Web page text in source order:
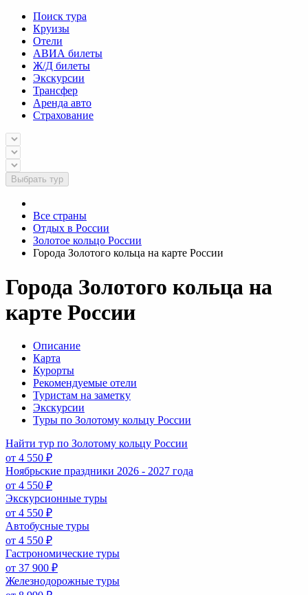
Поиск тура
Круизы
Отели
АВИА билеты
Ж/Д билеты
Экскурсии
Трансфер
Аренда авто
Страхование
Выбрать тур
Все страны
Отдых в России
Золотое кольцо России
Города Золотого кольца на карте России
Города Золотого кольца на
карте России
Описание
Карта
Курорты
Рекомендуемые отели
Туристам на заметку
Экскурсии
Туры по Золотому кольцу России
Найти тур по Золотому кольцу России
от 4 550 ₽
Ноябрьские праздники 2026 - 2027 года
от 4 550 ₽
Экскурсионные туры
от 4 550 ₽
Автобусные туры
от 4 550 ₽
Гастрономические туры
от 37 900 ₽
Железнодорожные туры